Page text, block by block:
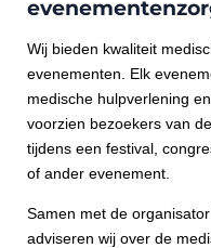
Wij bieden kwaliteit
evenementen. Elk
medische hulpverlening
voorzien bezoekers van
tijdens een festival,
of ander evenement.
Samen met de
adviseren wij over de